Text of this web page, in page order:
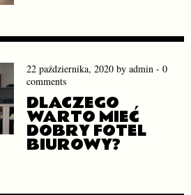
22 października, 2020by admin - 0
comments
DLACZEGO
WARTO MIEĆ
DOBRY FOTEL
BIUROWY?